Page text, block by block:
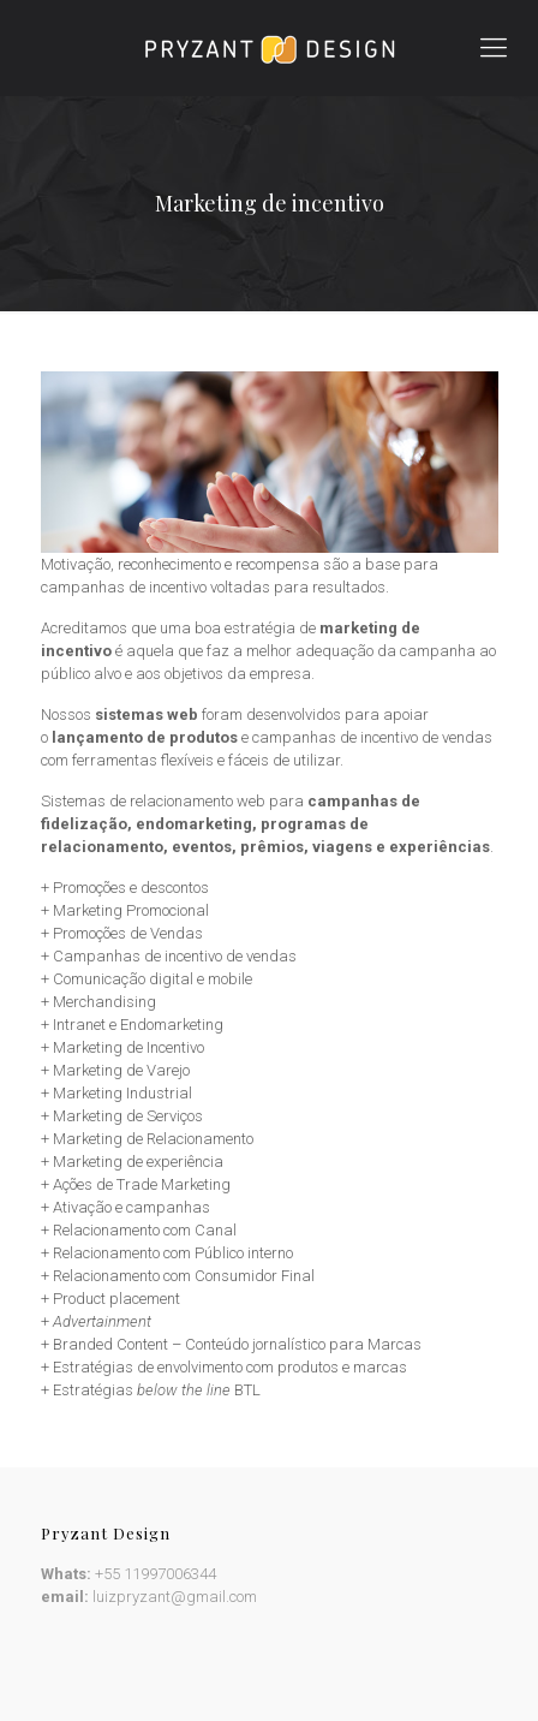
Marketing de incentivo
Motivação, reconhecimento e recompensa são a base para
campanhas de incentivo voltadas para resultados.
Acreditamos que uma boa estratégia de marketing de
incentivoé aquela que faz a melhor adequação da campanha ao
público alvo e aos objetivos da empresa.
Nossos sistemas web foram desenvolvidos para apoiar
o lançamento de produtose campanhas de incentivo de vendas
com ferramentas flexíveis e fáceis de utilizar.
Sistemas de relacionamento web para campanhas de
fidelização, endomarketing, programas de
relacionamento, eventos, prêmios, viagens e experiências.
+ Promoções e descontos
+ Marketing Promocional
+ Promoções de Vendas
+ Campanhas de incentivo de vendas
+ Comunicação digital e mobile
+ Merchandising
+ Intranet e Endomarketing
+ Marketing de Incentivo
+ Marketing de Varejo
+ Marketing Industrial
+ Marketing de Serviços
+ Marketing de Relacionamento
+ Marketing de experiência
+ Ações de Trade Marketing
+ Ativação e campanhas
+ Relacionamento com Canal
+ Relacionamento com Público interno
+ Relacionamento com Consumidor Final
+ Product placement
+ Advertainment
+ Branded Content – Conteúdo jornalístico para Marcas
+ Estratégias de envolvimento com produtos e marcas
+ Estratégias below the line BTL
Pryzant Design
Whats: +55 11997006344
email: luizpryzant@gmail.com